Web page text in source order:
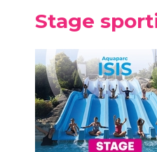
Stage